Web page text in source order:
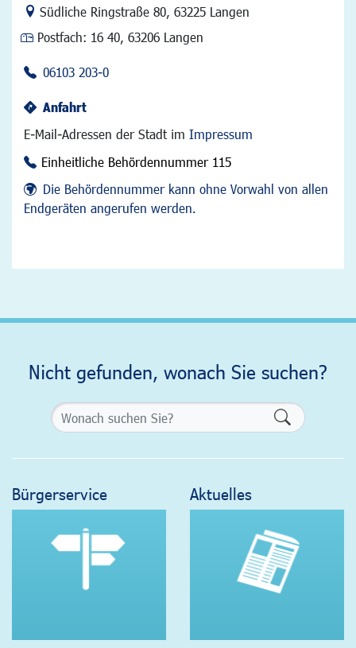
Link zur Google-Maps Navigation
Südliche Ringstraße 80, 63225 Langen
Postfach: 16 40, 63206 Langen
06103 203-0
Anfahrt
E-Mail-Adressen der Stadt im Impressum
Einheitliche Behördennummer 115
Die Behördennummer kann ohne Vorwahl von allen
Endgeräten angerufen werden.
Nicht gefunden, wonach Sie suchen?
Bürgerservice Aktuelles